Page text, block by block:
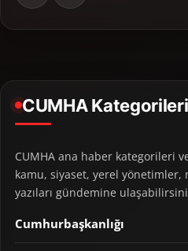
CUMHA Kategorileri
CUMHA ana haber kategorileri
kamu, siyaset, yerel
yazıları gündemine
Cumhurbaşkanlığı